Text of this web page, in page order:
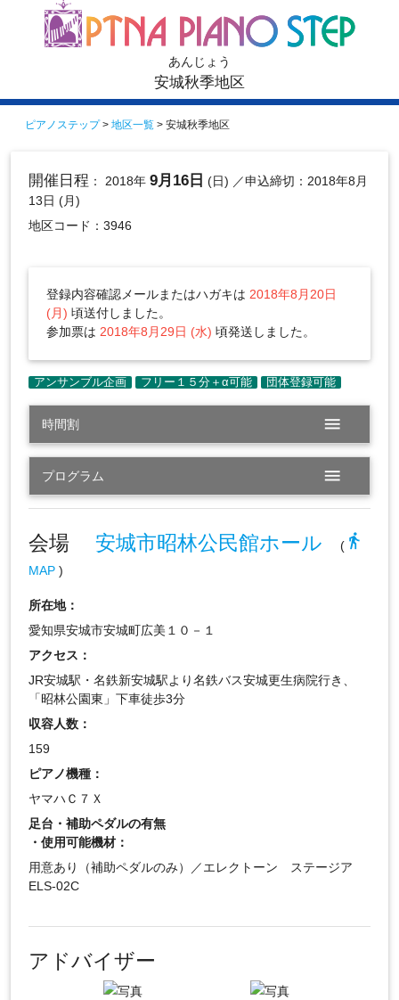
あんじょう
安城秋季地区
ピアノステップ> 地区一覧 > 安城秋季地区
開催日程 ： 2018年 9月16日 (日) ／申込締切：2018年8月
13日 (月)
地区コード：3946
登録内容確認メールまたはハガキは 2018年8月20日
(月) 頃送付しました。
参加票は 2018年8月29日 (水) 頃発送しました。
時間割 menu
プログラム menu
会場 安城市昭林公民館ホール (directions_walk
MAP)
所在地：
愛知県安城市安城町広美１０－１
アクセス：
JR安城駅・名鉄新安城駅より名鉄バス安城更生病院行き、
「昭林公園東」下車徒歩3分
収容人数：
159
ピアノ機種：
ヤマハＣ７Ｘ
足台・補助ペダルの有無
・使用可能機材：
用意あり（補助ペダルのみ）／エレクトーン ステージア
ELS-02C
アドバイザー